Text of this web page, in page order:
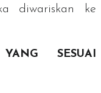
diwariskan ke
SESUAI